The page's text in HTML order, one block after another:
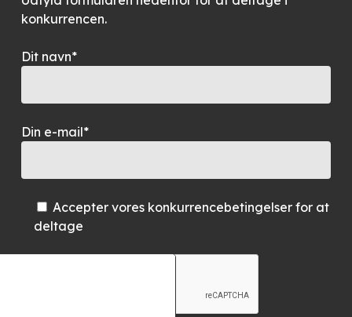
konkurrencen.
Dit navn*
Din e-mail*
Accepter vores konkurrencebetingelser for at
deltage